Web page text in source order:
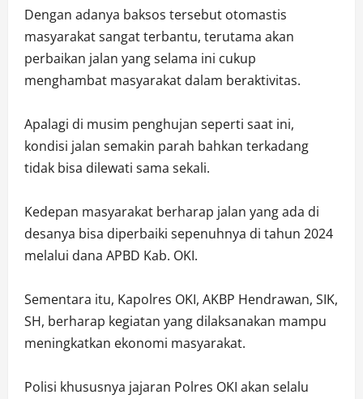
Dengan adanya baksos tersebut otomastis
masyarakat sangat terbantu, terutama akan
perbaikan jalan yang selama ini cukup
menghambat masyarakat dalam beraktivitas.
Apalagi di musim penghujan seperti saat ini,
kondisi jalan semakin parah bahkan terkadang
tidak bisa dilewati sama sekali.
Kedepan masyarakat berharap jalan yang ada di
desanya bisa diperbaiki sepenuhnya di tahun 2024
melalui dana APBD Kab. OKI.
Sementara itu, Kapolres OKI, AKBP Hendrawan, SIK,
SH, berharap kegiatan yang dilaksanakan mampu
meningkatkan ekonomi masyarakat.
Polisi khususnya jajaran Polres OKI akan selalu